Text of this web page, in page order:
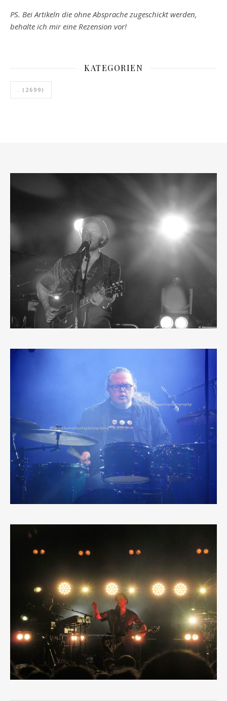
PS. Bei Artikeln die ohne Absprache zugeschickt werden,
behalte ich mir eine Rezension vor!
KATEGORIEN
. (2699)